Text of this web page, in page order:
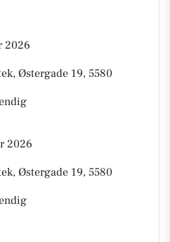
2026
Østergade 19, 5580
2026
Østergade 19, 5580